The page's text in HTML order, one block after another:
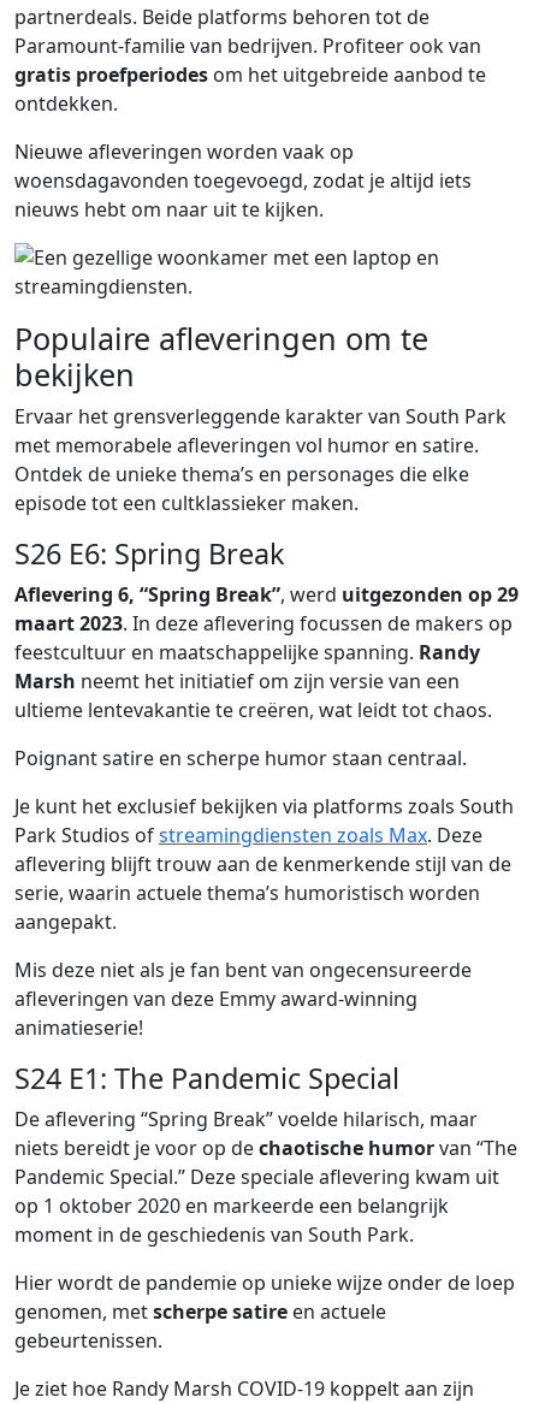
partnerdeals. Beide platforms behoren tot de
Paramount-familie van bedrijven. Profiteer ook van
gratis proefperiodes om het uitgebreide aanbod te
ontdekken.
Nieuwe afleveringen worden vaak op
woensdagavonden toegevoegd, zodat je altijd iets
nieuws hebt om naar uit te kijken.
Populaire afleveringen om te
bekijken
Ervaar het grensverleggende karakter van South Park
met memorabele afleveringen vol humor en satire.
Ontdek de unieke thema’s en personages die elke
episode tot een cultklassieker maken.
S26 E6: Spring Break
Aflevering 6, “Spring Break”, werd uitgezonden op 29
maart 2023. In deze aflevering focussen de makers op
feestcultuur en maatschappelijke spanning. Randy
Marsh neemt het initiatief om zijn versie van een
ultieme lentevakantie te creëren, wat leidt tot chaos.
Poignant satire en scherpe humor staan centraal.
Je kunt het exclusief bekijken via platforms zoals South
Park Studios ofstreamingdiensten zoals Max. Deze
aflevering blijft trouw aan de kenmerkende stijl van de
serie, waarin actuele thema’s humoristisch worden
aangepakt.
Mis deze niet als je fan bent van ongecensureerde
afleveringen van deze Emmy award-winning
animatieserie!
S24 E1: The Pandemic Special
De aflevering “Spring Break” voelde hilarisch, maar
niets bereidt je voor op dechaotische humorvan “The
Pandemic Special.” Deze speciale aflevering kwam uit
op 1 oktober 2020 en markeerde een belangrijk
moment in de geschiedenis van South Park.
Hier wordt de pandemie op unieke wijze onder de loep
genomen, metscherpe satire en actuele
gebeurtenissen.
Je ziet hoe Randy Marsh COVID-19 koppelt aan zijn